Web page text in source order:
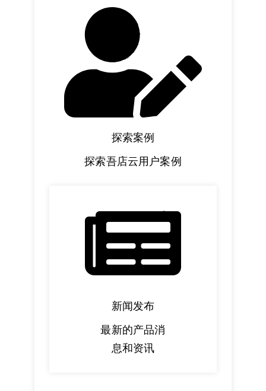
GreenLight Element Text Path
探索案例
探索吾店云用户案例
GreenLight Element Text Path
新闻发布
最新的产品消
息和资讯